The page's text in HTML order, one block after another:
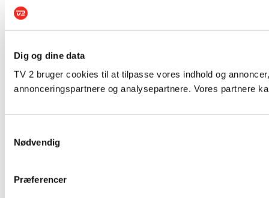
Dig og dine data
TV 2 bruger cookies til at tilpasse vores indhold og
annonceringspartnere og analysepartnere. Vores partnere
Nødvendig
Præferencer